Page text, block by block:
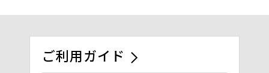
ご利用ガイド